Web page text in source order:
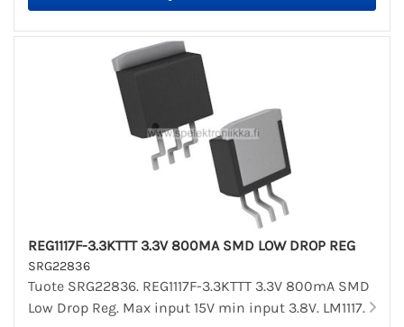
REG1117F-3.3KTTT 3.3V 800MA SMD LOW DROP REG
SRG22836
Tuote SRG22836. REG1117F-3.3KTTT 3.3V 800mA SMD
Low Drop Reg. Max input 15V min input 3.8V. LM1117.